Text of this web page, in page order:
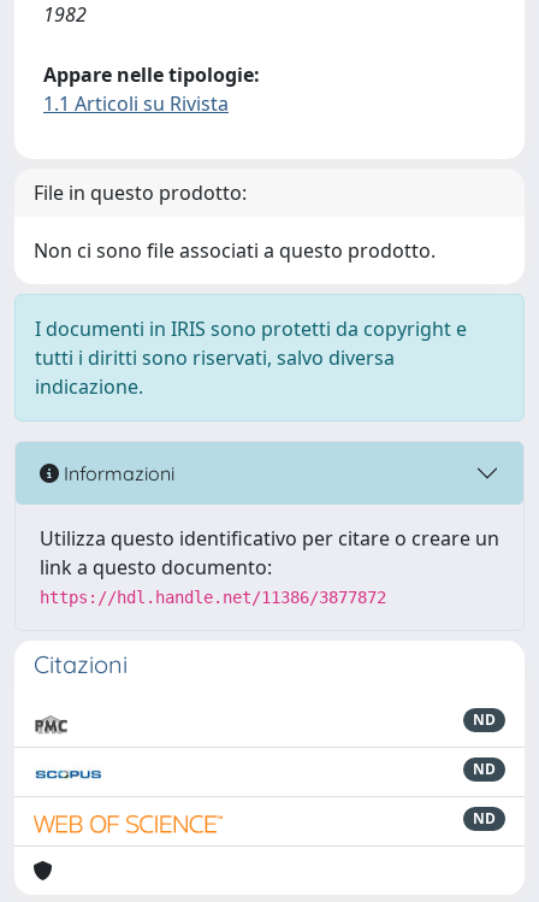
1982
Appare nelle tipologie:
1.1 Articoli su Rivista
File in questo prodotto:
Non ci sono file associati a questo prodotto.
I documenti in IRIS sono protetti da copyright e
tutti i diritti sono riservati, salvo diversa
indicazione.
Informazioni
Utilizza questo identificativo per citare o creare un
link a questo documento:
https://hdl.handle.net/11386/3877872
Citazioni
ND
ND
ND